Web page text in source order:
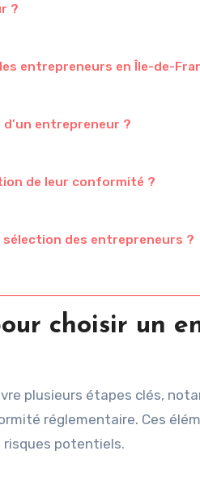
?
entrepreneurs en Île-de-
entrepreneur ?
de leur conformité ?
des entrepreneurs ?
choisir un
plusieurs étapes clés,
réglementaire. Ces
risques potentiels.